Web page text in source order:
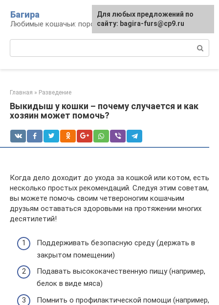
контенту
Багира
Любимые кошачьи: породы, содержание, уход
Главная » Разведение
Выкидыш у кошки – почему случается и как
хозяин может помочь?
Когда дело доходит до ухода за кошкой или котом, есть
несколько простых рекомендаций. Следуя этим советам,
вы можете помочь своим четвероногим кошачьим
друзьям оставаться здоровыми на протяжении многих
десятилетий!
Поддерживать безопасную среду (держать в
закрытом помещении)
Подавать высококачественную пищу (например,
белок в виде мяса)
Помнить о профилактической помощи (например,
Для любых предложений по
сайту: bagira-furs@cp9.ru